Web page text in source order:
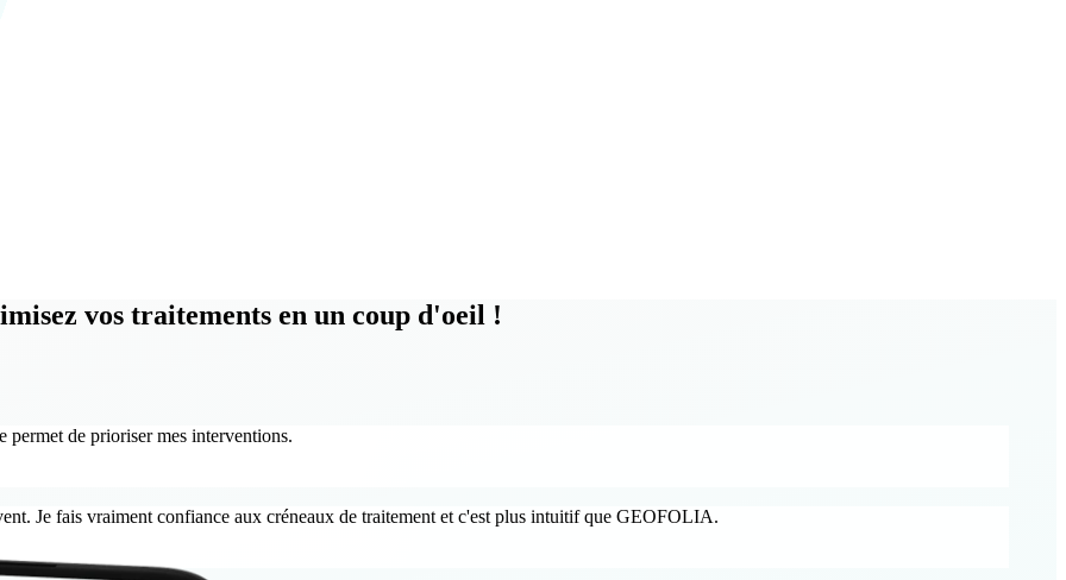
vos traitements en un coup d'oeil !
permet de prioriser mes interventions.
Je fais vraiment confiance aux créneaux de traitement et c'est plus intuitif que GEOFOLIA.